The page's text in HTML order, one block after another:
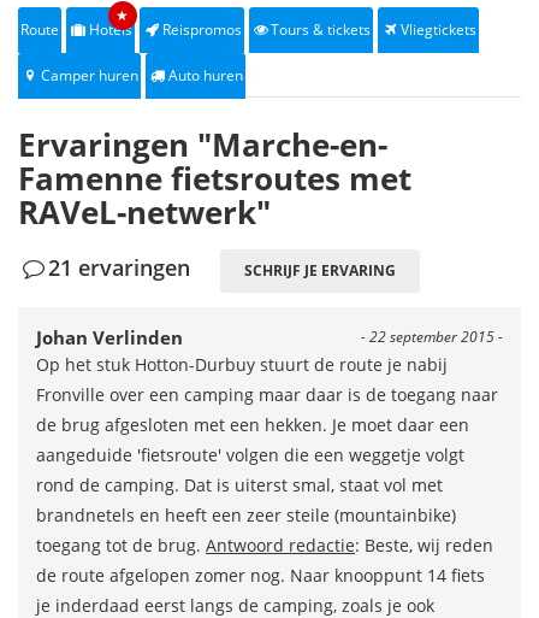
Route Hotels
★
Reispromos Tours & tickets Vliegtickets
Camper huren Auto huren
Ervaringen "Marche-en-
Famenne fietsroutes met
RAVeL-netwerk"
21 ervaringen SCHRIJF JE ERVARING
- 22 september 2015 -
Johan Verlinden
Op het stuk Hotton-Durbuy stuurt de route je nabij
Fronville over een camping maar daar is de toegang naar
de brug afgesloten met een hekken. Je moet daar een
aangeduide 'fietsroute' volgen die een weggetje volgt
rond de camping. Dat is uiterst smal, staat vol met
brandnetels en heeft een zeer steile (mountainbike)
toegang tot de brug. Antwoord redactie: Beste, wij reden
de route afgelopen zomer nog. Naar knooppunt 14 fiets
je inderdaad eerst langs de camping, zoals je ook